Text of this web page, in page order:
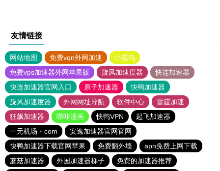
友情链接
网站地图 免费vqn外网加速
小蓝鸟
免费vps加速器外网苹果版
旋风加速度器
快连加速器
快连加速器官网入口
原子加速器
快鸭加速器
旋风加速度器
外网网址导航 软件中心
雷霆加速
狂飙加速器
哔咔漫画 快鸭VPN
起飞加速器
一元机场・com
安逸加速器官网官网
快鸭加速器下载官网苹果
免费翻外墙
apn免费上网下载
蘑菇加速器
外国加速器梯子
免费的加速器推荐